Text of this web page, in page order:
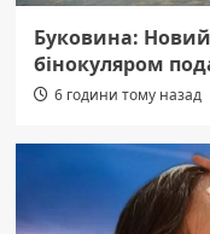
Буковина:
бінокуляром
6 години тому назад